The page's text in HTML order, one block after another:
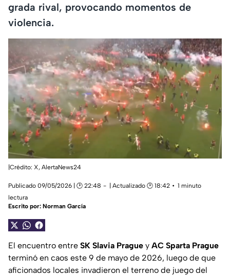
grada rival, provocando momentos de
violencia.
|Crédito: X, AlertaNews24
Publicado 09/05/2026 | 🕑 22:48 | Actualizado 🕑 18:42
1 minuto
lectura
Escrito por: Norman García
El encuentro entre SK Slavia Prague y AC Sparta Prague
terminó en caos este 9 de mayo de 2026, luego de que
aficionados locales invadieron el terreno de juego del